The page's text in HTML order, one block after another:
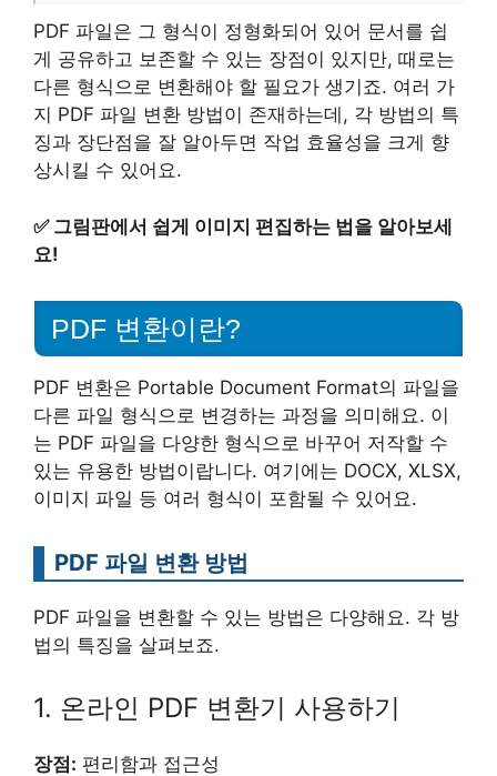
PDF 파일은 그 형식이 정형화되어 있어 문서를 쉽
게 공유하고 보존할 수 있는 장점이 있지만, 때로는
다른 형식으로 변환해야 할 필요가 생기죠. 여러 가
지 PDF 파일 변환 방법이 존재하는데, 각 방법의 특
징과 장단점을 잘 알아두면 작업 효율성을 크게 향
상시킬 수 있어요.
✅ 그림판에서 쉽게 이미지 편집하는 법을 알아보세
요!
PDF 변환이란?
PDF 변환은 Portable Document Format의 파일을
다른 파일 형식으로 변경하는 과정을 의미해요. 이
는 PDF 파일을 다양한 형식으로 바꾸어 저작할 수
있는 유용한 방법이랍니다. 여기에는 DOCX, XLSX,
이미지 파일 등 여러 형식이 포함될 수 있어요.
PDF 파일 변환 방법
PDF 파일을 변환할 수 있는 방법은 다양해요. 각 방
법의 특징을 살펴보죠.
1. 온라인 PDF 변환기 사용하기
장점: 편리함과 접근성